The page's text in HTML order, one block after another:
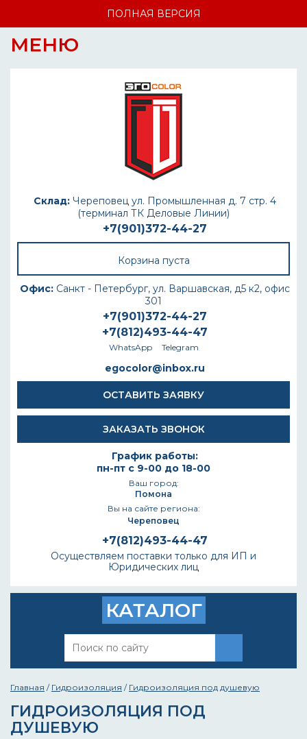
ПОЛНАЯ ВЕРСИЯ
МЕНЮ
Склад: Череповец ул. Промышленная д. 7 стр. 4
(терминал ТК Деловые Линии)
+7(901)372-44-27
Корзина пуста
Офис: Санкт - Петербург, ул. Варшавская, д5 к2, офис
301
+7(901)372-44-27
+7(812)493-44-47
WhatsApp Telegram
egocolor@inbox.ru
ОСТАВИТЬ ЗАЯВКУ
ЗАКАЗАТЬ ЗВОНОК
График работы:
пн-пт с 9-00 до 18-00
Ваш город:
Помона
Вы на сайте региона:
Череповец
+7(812)493-44-47
Осуществляем поставки только для ИП и
Юридических лиц
КАТАЛОГ
Главная / Гидроизоляция / Гидроизоляция под душевую
ГИДРОИЗОЛЯЦИЯ ПОД
ДУШЕВУЮ